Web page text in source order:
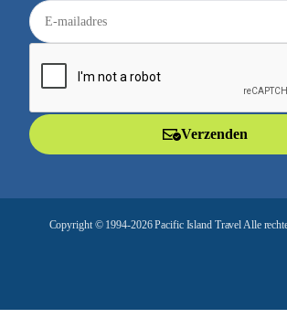
E
-
a
Verzenden
Copyright © 1994-2026 Pacific Island Travel Alle